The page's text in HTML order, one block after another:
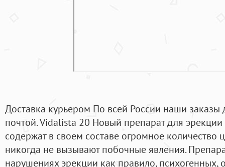
Доставка курьером По всей России наши заказы
почтой. Vidalista 20 Новый препарат для
содержат в своем составе огромное количество
никогда не вызывают побочные явления.
нарушениях эрекции как правило, психогенных,